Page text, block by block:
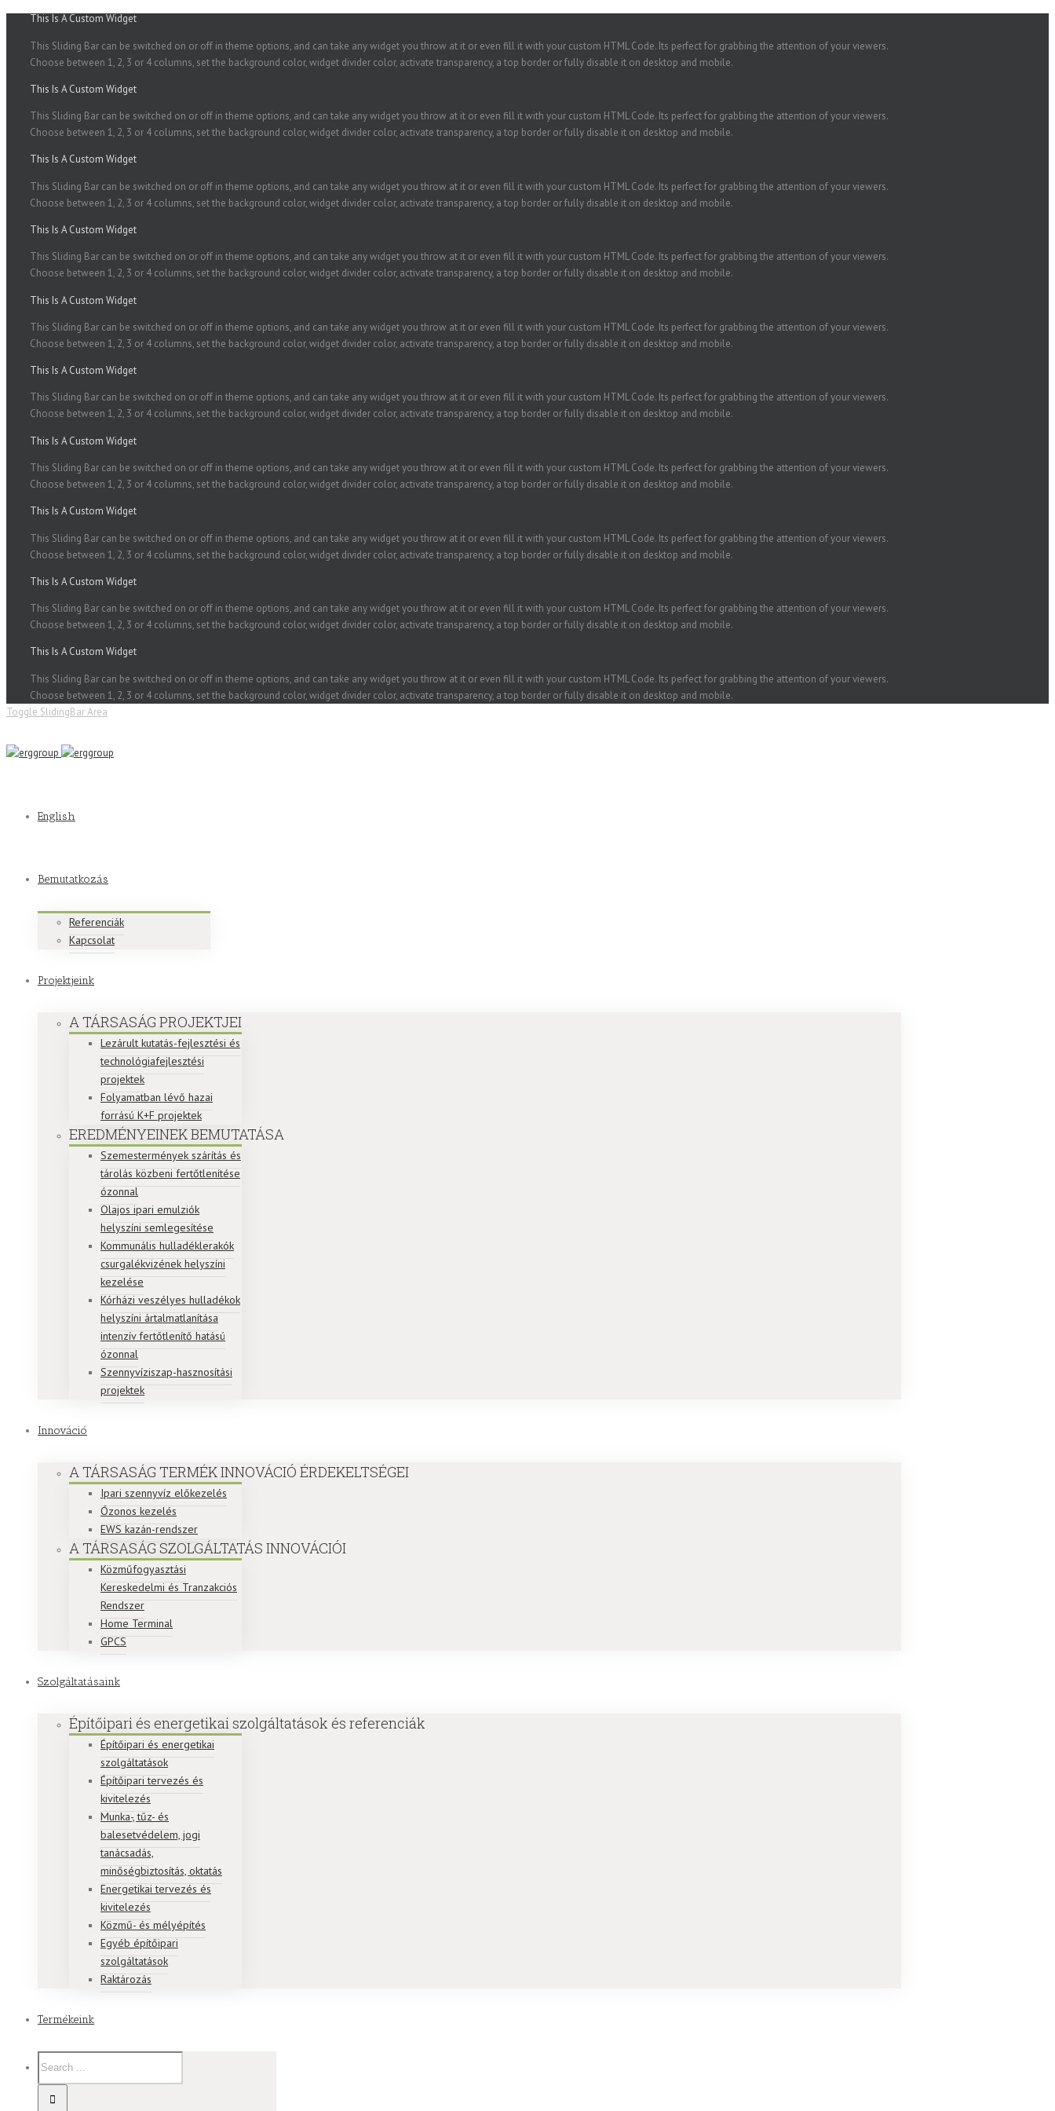
This Is A Custom Widget
This Sliding Bar can be switched on or off in theme options, and can take any widget you throw at it or even fill it with your custom HTML Code. Its perfect for grabbing the attention of your viewers.
Choose between 1, 2, 3 or 4 columns, set the background color, widget divider color, activate transparency, a top border or fully disable it on desktop and mobile.
This Is A Custom Widget
This Sliding Bar can be switched on or off in theme options, and can take any widget you throw at it or even fill it with your custom HTML Code. Its perfect for grabbing the attention of your viewers.
Choose between 1, 2, 3 or 4 columns, set the background color, widget divider color, activate transparency, a top border or fully disable it on desktop and mobile.
This Is A Custom Widget
This Sliding Bar can be switched on or off in theme options, and can take any widget you throw at it or even fill it with your custom HTML Code. Its perfect for grabbing the attention of your viewers.
Choose between 1, 2, 3 or 4 columns, set the background color, widget divider color, activate transparency, a top border or fully disable it on desktop and mobile.
This Is A Custom Widget
This Sliding Bar can be switched on or off in theme options, and can take any widget you throw at it or even fill it with your custom HTML Code. Its perfect for grabbing the attention of your viewers.
Choose between 1, 2, 3 or 4 columns, set the background color, widget divider color, activate transparency, a top border or fully disable it on desktop and mobile.
This Is A Custom Widget
This Sliding Bar can be switched on or off in theme options, and can take any widget you throw at it or even fill it with your custom HTML Code. Its perfect for grabbing the attention of your viewers.
Choose between 1, 2, 3 or 4 columns, set the background color, widget divider color, activate transparency, a top border or fully disable it on desktop and mobile.
This Is A Custom Widget
This Sliding Bar can be switched on or off in theme options, and can take any widget you throw at it or even fill it with your custom HTML Code. Its perfect for grabbing the attention of your viewers.
Choose between 1, 2, 3 or 4 columns, set the background color, widget divider color, activate transparency, a top border or fully disable it on desktop and mobile.
This Is A Custom Widget
This Sliding Bar can be switched on or off in theme options, and can take any widget you throw at it or even fill it with your custom HTML Code. Its perfect for grabbing the attention of your viewers.
Choose between 1, 2, 3 or 4 columns, set the background color, widget divider color, activate transparency, a top border or fully disable it on desktop and mobile.
This Is A Custom Widget
This Sliding Bar can be switched on or off in theme options, and can take any widget you throw at it or even fill it with your custom HTML Code. Its perfect for grabbing the attention of your viewers.
Choose between 1, 2, 3 or 4 columns, set the background color, widget divider color, activate transparency, a top border or fully disable it on desktop and mobile.
This Is A Custom Widget
This Sliding Bar can be switched on or off in theme options, and can take any widget you throw at it or even fill it with your custom HTML Code. Its perfect for grabbing the attention of your viewers.
Choose between 1, 2, 3 or 4 columns, set the background color, widget divider color, activate transparency, a top border or fully disable it on desktop and mobile.
This Is A Custom Widget
This Sliding Bar can be switched on or off in theme options, and can take any widget you throw at it or even fill it with your custom HTML Code. Its perfect for grabbing the attention of your viewers.
Choose between 1, 2, 3 or 4 columns, set the background color, widget divider color, activate transparency, a top border or fully disable it on desktop and mobile.
Toggle SlidingBar Area
English
Bemutatkozás
Referenciák
Kapcsolat
Projektjeink
A TÁRSASÁG PROJEKTJEI
Lezárult kutatás-fejlesztési és
technológiafejlesztési
projektek
Folyamatban lévő hazai
forrású K+F projektek
EREDMÉNYEINEK BEMUTATÁSA
Szemestermények szárítás és
tárolás közbeni fertőtlenítése
ózonnal
Olajos ipari emulziók
helyszíni semlegesítése
Kommunális hulladéklerakók
csurgalékvizének helyszíni
kezelése
Kórházi veszélyes hulladékok
helyszíni ártalmatlanítása
intenzív fertőtlenítő hatású
ózonnal
Szennyvíziszap-hasznosítási
projektek
Innováció
A TÁRSASÁG TERMÉK INNOVÁCIÓ ÉRDEKELTSÉGEI
Ipari szennyvíz előkezelés
Ózonos kezelés
EWS kazán-rendszer
A TÁRSASÁG SZOLGÁLTATÁS INNOVÁCIÓI
Közműfogyasztási
Kereskedelmi és Tranzakciós
Rendszer
Home Terminal
GPCS
Szolgáltatásaink
Építőipari és energetikai szolgáltatások és referenciák
Építőipari és energetikai
szolgáltatások
Építőipari tervezés és
kivitelezés
Munka-, tűz- és
balesetvédelem, jogi
tanácsadás,
minőségbiztosítás, oktatás
Energetikai tervezés és
kivitelezés
Közmű- és mélyépítés
Egyéb építőipari
szolgáltatások
Raktározás
Termékeink